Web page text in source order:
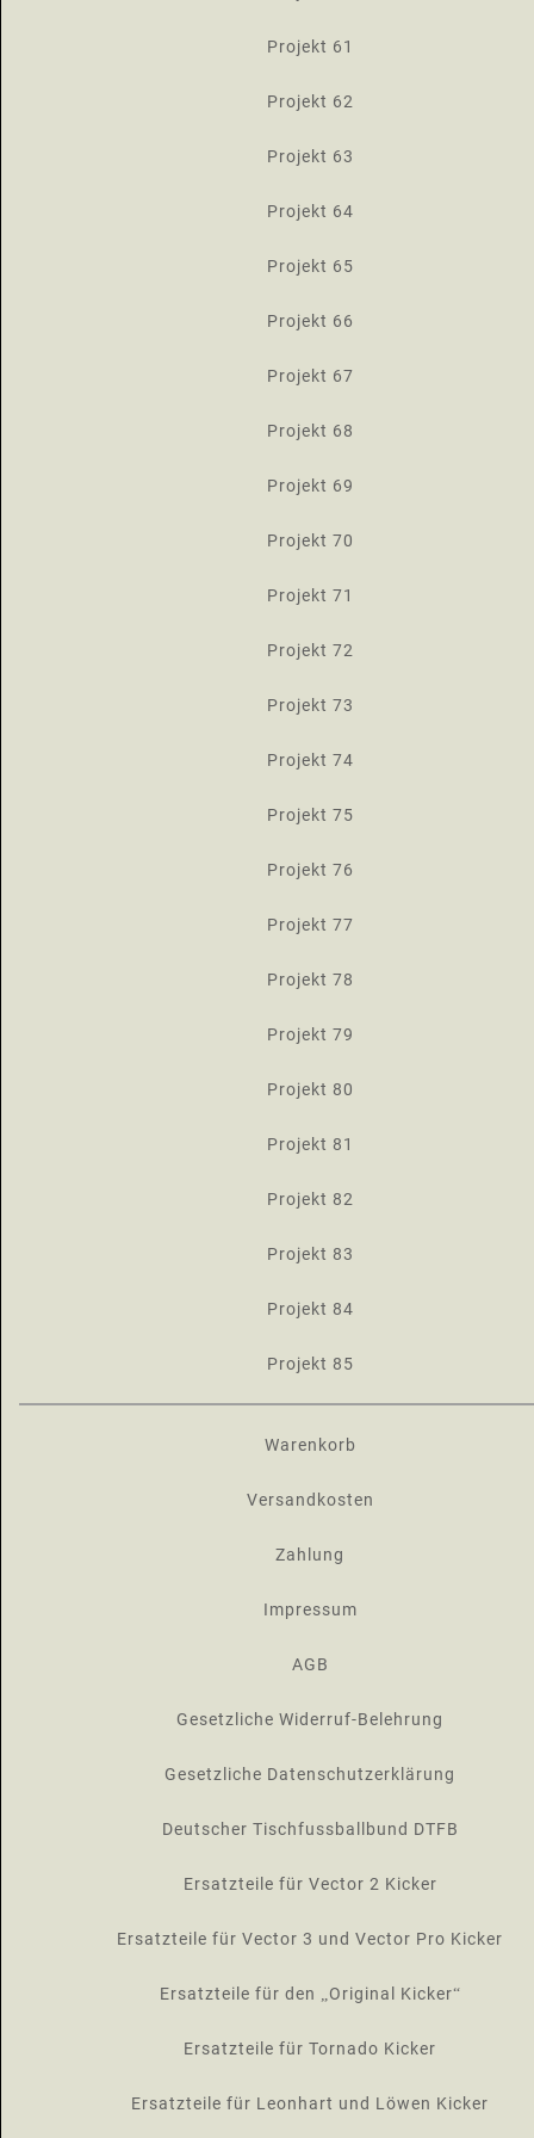
Projekt 61
Projekt 62
Projekt 63
Projekt 64
Projekt 65
Projekt 66
Projekt 67
Projekt 68
Projekt 69
Projekt 70
Projekt 71
Projekt 72
Projekt 73
Projekt 74
Projekt 75
Projekt 76
Projekt 77
Projekt 78
Projekt 79
Projekt 80
Projekt 81
Projekt 82
Projekt 83
Projekt 84
Projekt 85
Warenkorb
Versandkosten
Zahlung
Impressum
AGB
Gesetzliche Widerruf-Belehrung
Gesetzliche Datenschutzerklärung
Deutscher Tischfussballbund DTFB
Ersatzteile für Vector 2 Kicker
Ersatzteile für Vector 3 und Vector Pro Kicker
Ersatzteile für den „Original Kicker“
Ersatzteile für Tornado Kicker
Ersatzteile für Leonhart und Löwen Kicker